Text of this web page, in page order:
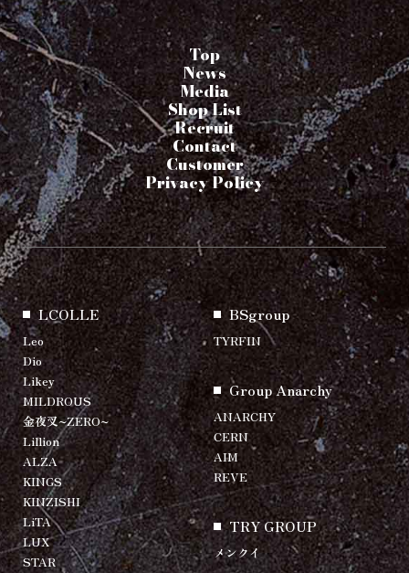
Top
News
Media
Shop List
Recruit
Contact
Customer
Privacy Policy
LCOLLE
Leo
Dio
Likey
MILDROUS
金夜叉~ZERO~
Lillion
ALZA
KINGS
KINZISHI
LiTA
LUX
STAR
BSgroup
TYRFIN
Group Anarchy
ANARCHY
CERN
AIM
REVE
TRY GROUP
メンクイ